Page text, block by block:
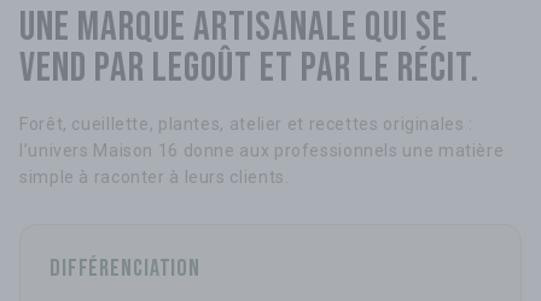
Une marque artisanale qui se
vend par legoût et par le récit.
Forêt, cueillette, plantes, atelier et recettes originales :
l’univers Maison 16 donne aux professionnels une matière
simple à raconter à leurs clients.
Différenciation